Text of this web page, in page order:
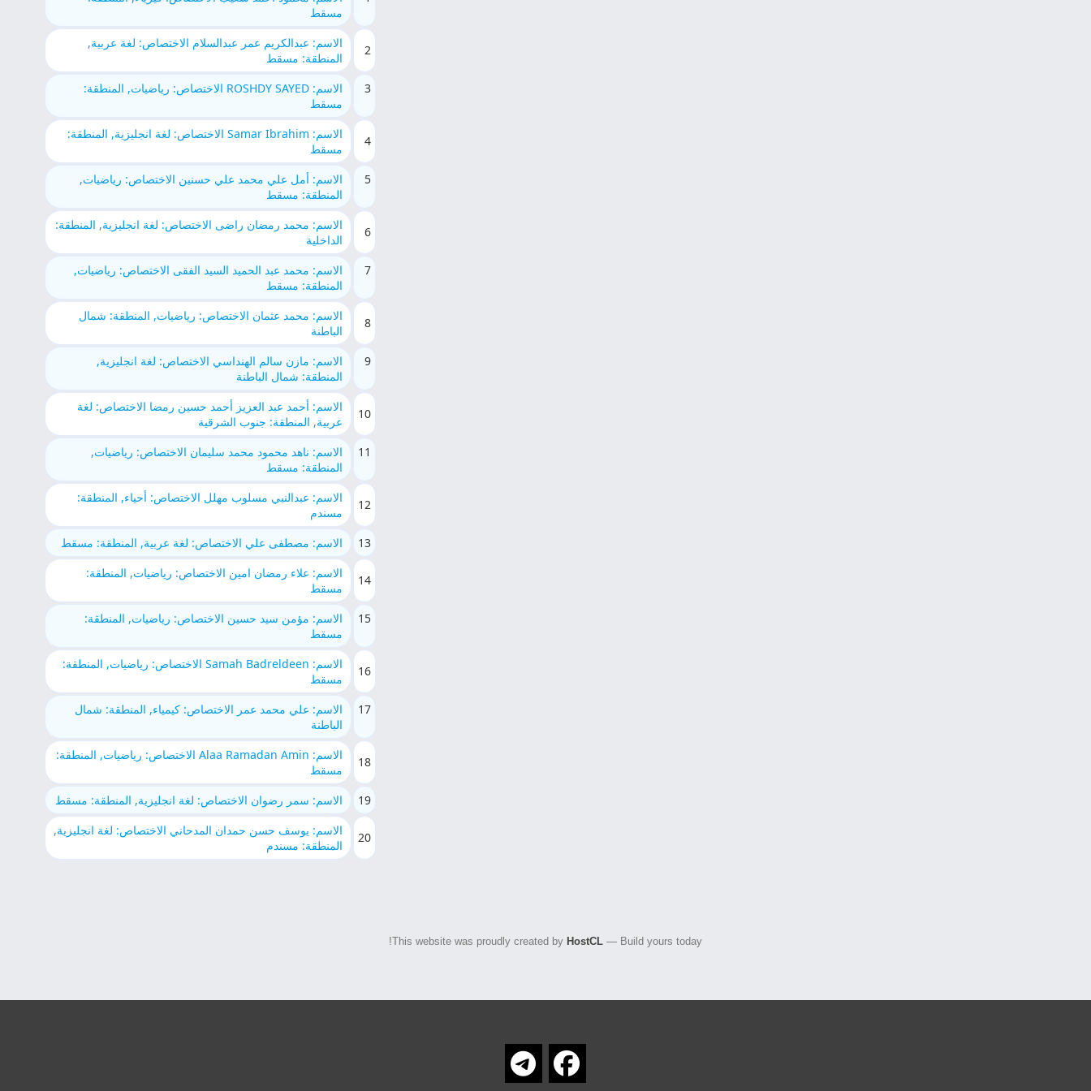
مسقط
2
الاسم: عبدالكريم عمر عبدالسلام الاختصاص: لغة عربية,
المنطقة: مسقط
3
الاسم: ROSHDY SAYED الاختصاص: رياضيات, المنطقة:
مسقط
4
الاسم: Samar Ibrahim الاختصاص: لغة انجليزية, المنطقة:
مسقط
5
الاسم: أمل علي محمد علي حسنين الاختصاص: رياضيات,
المنطقة: مسقط
6
الاسم: محمد رمضان راضى الاختصاص: لغة انجليزية, المنطقة:
الداخلية
7
الاسم: محمد عبد الحميد السيد الفقى الاختصاص: رياضيات,
المنطقة: مسقط
8
الاسم: محمد عثمان الاختصاص: رياضيات, المنطقة: شمال
الباطنة
9
الاسم: مازن سالم الهنداسي الاختصاص: لغة انجليزية,
المنطقة: شمال الباطنة
10
الاسم: أحمد عبد العزيز أحمد حسين رمضا الاختصاص: لغة
عربية, المنطقة: جنوب الشرقية
11
الاسم: ناهد محمود محمد سليمان الاختصاص: رياضيات,
المنطقة: مسقط
12
الاسم: عبدالنبي مسلوب مهلل الاختصاص: أحياء, المنطقة:
مسندم
13
الاسم: مصطفى علي الاختصاص: لغة عربية, المنطقة: مسقط
14
الاسم: علاء رمضان امين الاختصاص: رياضيات, المنطقة:
مسقط
15
الاسم: مؤمن سيد حسين الاختصاص: رياضيات, المنطقة:
مسقط
16
الاسم: Samah Badreldeen الاختصاص: رياضيات, المنطقة:
مسقط
17
الاسم: علي محمد عمر الاختصاص: كيمياء, المنطقة: شمال
الباطنة
18
الاسم: Alaa Ramadan Amin الاختصاص: رياضيات, المنطقة:
مسقط
19
الاسم: سمر رضوان الاختصاص: لغة انجليزية, المنطقة: مسقط
20
الاسم: يوسف حسن حمدان المدحاني الاختصاص: لغة انجليزية,
المنطقة: مسندم
This website was proudly created by HostCL — Build yours today!